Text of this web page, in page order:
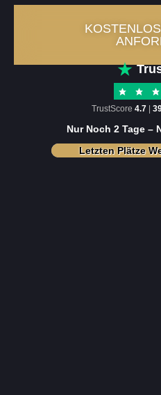
TrustScore 4.7|
Nur Noch 2 Tage –
Letzten Plätze